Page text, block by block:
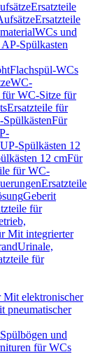
Ersatzteile
Ersatzteile
WCs und
Spülkasten
Flachspül-WCs
WC-
für WC-Sitze für
Ersatzteile für
Für
Spülkästen 12
12 cmFür
für WC-
Ersatzteile
Geberit
für
Mit integrierter
Urinale,
für
Mit elektronischer
pneumatischer
und
für WCs